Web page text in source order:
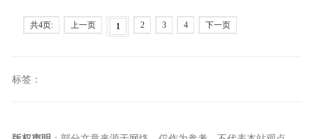
共4页: 上一页 1 2 3 4 下一页
标签：